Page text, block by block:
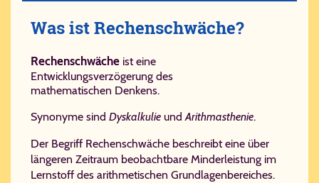
Was ist Re­chen­schwä­che?
Rechenschwäche ist eine
Ent­wick­lungs­ver­zö­ge­rung des
mathematischen Denkens.
Synonyme sind Dyskalkulie undArithmasthenie.
Der Begriff Rechenschwäche beschreibt eine über
längeren Zeitraum beobachtbare Minderleistung im
Lernstoff des arithmetischen Grundlagenbereiches.